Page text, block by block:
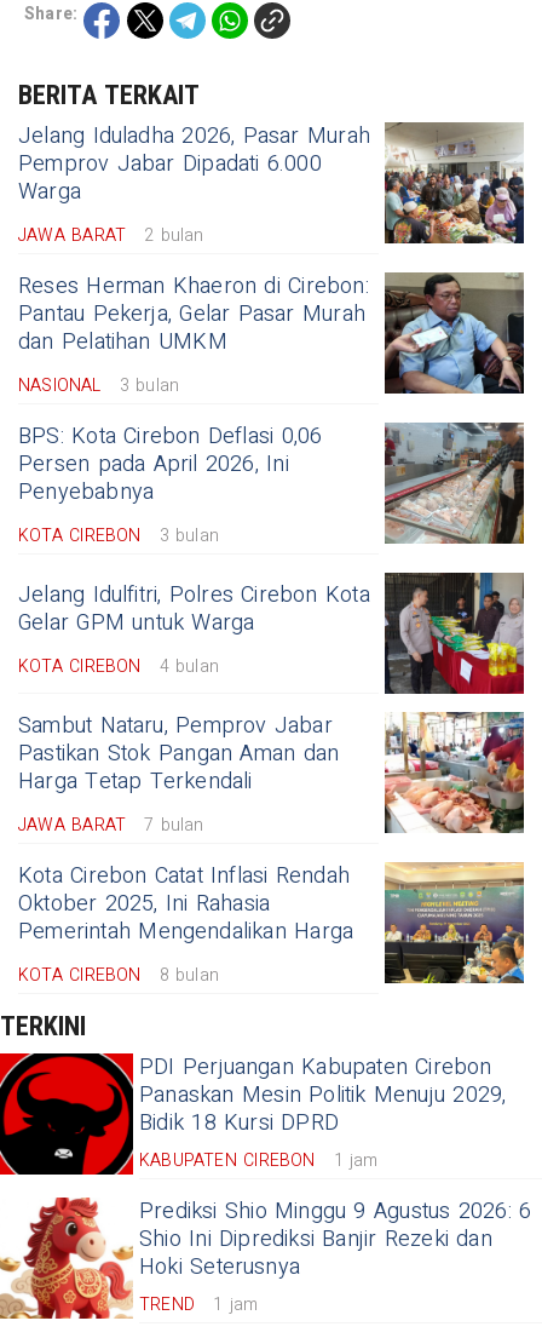
Share:
BERITA TERKAIT
Jelang Iduladha 2026, Pasar Murah
Pemprov Jabar Dipadati 6.000
Warga
JAWA BARAT 2 bulan
Reses Herman Khaeron di Cirebon:
Pantau Pekerja, Gelar Pasar Murah
dan Pelatihan UMKM
NASIONAL 3 bulan
BPS: Kota Cirebon Deflasi 0,06
Persen pada April 2026, Ini
Penyebabnya
KOTA CIREBON 3 bulan
Jelang Idulfitri, Polres Cirebon Kota
Gelar GPM untuk Warga
KOTA CIREBON 4 bulan
Sambut Nataru, Pemprov Jabar
Pastikan Stok Pangan Aman dan
Harga Tetap Terkendali
JAWA BARAT 7 bulan
Kota Cirebon Catat Inflasi Rendah
Oktober 2025, Ini Rahasia
Pemerintah Mengendalikan Harga
KOTA CIREBON 8 bulan
TERKINI
PDI Perjuangan Kabupaten Cirebon
Panaskan Mesin Politik Menuju 2029,
Bidik 18 Kursi DPRD
KABUPATEN CIREBON 1 jam
Prediksi Shio Minggu 9 Agustus 2026: 6
Shio Ini Diprediksi Banjir Rezeki dan
Hoki Seterusnya
TREND 1 jam